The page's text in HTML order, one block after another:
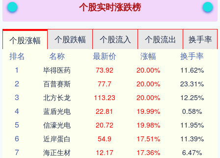
个股实时涨跌榜
个股涨幅 个股跌幅 个股流入 个股流出
换手率
排名
名称 最新价 涨幅
换手率
1
毕得医药 73.92 20.00% 11.62%
2 百普赛斯 77.7 20.00% 23.31%
3 北方长龙 113.23 20.00% 12.25%
4 蓝盾光电 22.81 19.99% 0.58%
5 信濠光电 20.72 19.98% 11.95%
6 近岸蛋白 54.9 17.51% 11.39%
7 海正生材 12.17 17.36% 6.47%